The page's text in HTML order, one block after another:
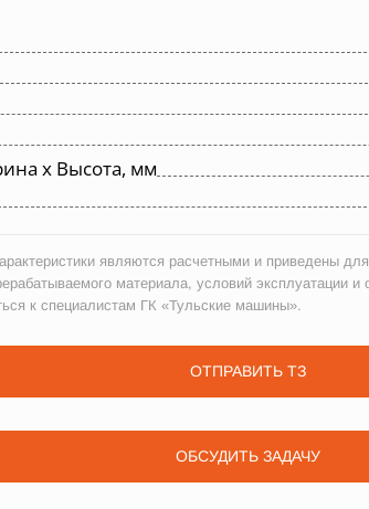
х Высота, мм
являются расчетными и приведены
материала, условий эксплуатации
к специалистам ГК «Тульские машины».
ОТПРАВИТЬ ТЗ
ОБСУДИТЬ ЗАДАЧУ